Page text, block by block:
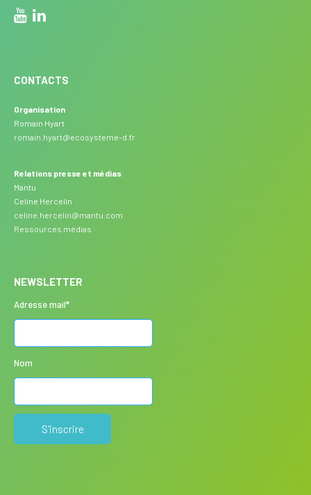
CONTACTS
Organisation
Romain Hyart
romain.hyart@ecosysteme-d.fr
Relations presse et médias
Mantu
Celine Hercelin
celine.hercelin@mantu.com
Ressources médias
NEWSLETTER
Adresse mail*
Nom